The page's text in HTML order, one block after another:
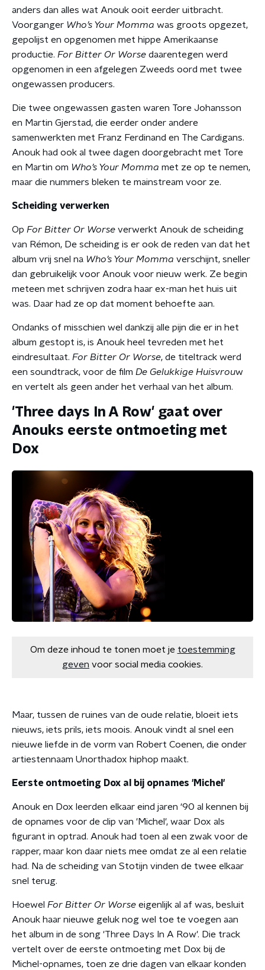
anders dan alles wat Anouk ooit eerder uitbracht.
Voorganger Who’s Your Momma was groots opgezet,
gepolijst en opgenomen met hippe Amerikaanse
productie. For Bitter Or Worse daarentegen werd
opgenomen in een afgelegen Zweeds oord met twee
ongewassen producers.
Die twee ongewassen gasten waren Tore Johansson
en Martin Gjerstad, die eerder onder andere
samenwerkten met Franz Ferdinand en The Cardigans.
Anouk had ook al twee dagen doorgebracht met Tore
en Martin om Who’s Your Momma met ze op te nemen,
maar die nummers bleken te mainstream voor ze.
Scheiding verwerken
Op For Bitter Or Worse verwerkt Anouk de scheiding
van Rémon, De scheiding is er ook de reden van dat het
album vrij snel na Who’s Your Momma verschijnt, sneller
dan gebruikelijk voor Anouk voor nieuw werk. Ze begin
meteen met schrijven zodra haar ex-man het huis uit
was. Daar had ze op dat moment behoefte aan.
Ondanks of misschien wel dankzij alle pijn die er in het
album gestopt is, is Anouk heel tevreden met het
eindresultaat. For Bitter Or Worse, de titeltrack werd
een soundtrack, voor de film De Gelukkige Huisvrouw
en vertelt als geen ander het verhaal van het album.
'Three days In A Row' gaat over
Anouks eerste ontmoeting met
Dox
Om deze inhoud te tonen moet je toestemming
geven voor social media cookies.
Maar, tussen de ruines van de oude relatie, bloeit iets
nieuws, iets prils, iets moois. Anouk vindt al snel een
nieuwe liefde in de vorm van Robert Coenen, die onder
artiestennaam Unorthadox hiphop maakt.
Eerste ontmoeting Dox al bij opnames 'Michel'
Anouk en Dox leerden elkaar eind jaren ‘90 al kennen bij
de opnames voor de clip van 'Michel', waar Dox als
figurant in optrad. Anouk had toen al een zwak voor de
rapper, maar kon daar niets mee omdat ze al een relatie
had. Na de scheiding van Stotijn vinden de twee elkaar
snel terug.
Hoewel For Bitter Or Worse eigenlijk al af was, besluit
Anouk haar nieuwe geluk nog wel toe te voegen aan
het album in de song 'Three Days In A Row'. Die track
vertelt over de eerste ontmoeting met Dox bij de
Michel-opnames, toen ze drie dagen van elkaar konden